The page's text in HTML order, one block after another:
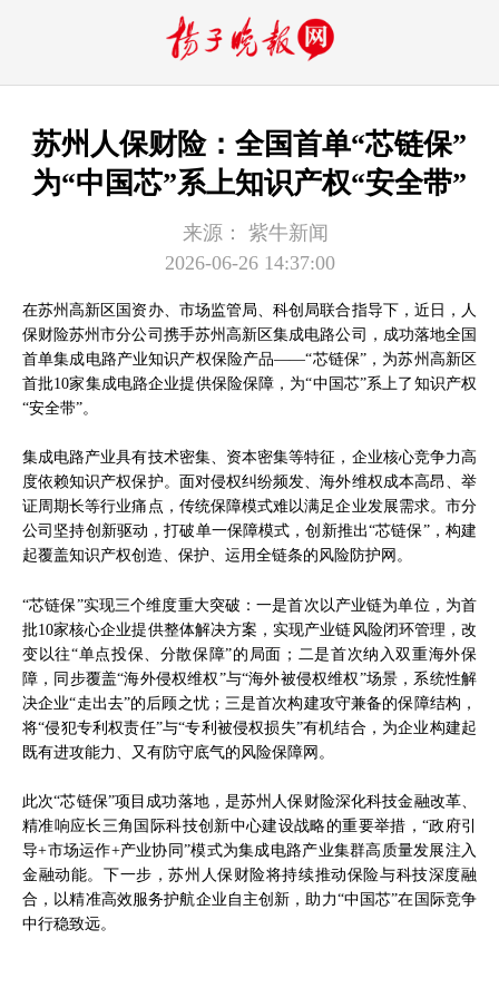
苏州人保财险：全国首单“芯链保”
为“中国芯”系上知识产权“安全带”
来源：
紫牛新闻
2026-06-26 14:37:00
在苏州高新区国资办、市场监管局、科创局联合指导下，近日，人
保财险苏州市分公司携手苏州高新区集成电路公司，成功落地全国
首单集成电路产业知识产权保险产品——“芯链保”，为苏州高新区
首批10家集成电路企业提供保险保障，为“中国芯”系上了知识产权
“安全带”。
集成电路产业具有技术密集、资本密集等特征，企业核心竞争力高
度依赖知识产权保护。面对侵权纠纷频发、海外维权成本高昂、举
证周期长等行业痛点，传统保障模式难以满足企业发展需求。市分
公司坚持创新驱动，打破单一保障模式，创新推出“芯链保”，构建
起覆盖知识产权创造、保护、运用全链条的风险防护网。
“芯链保”实现三个维度重大突破：一是首次以产业链为单位，为首
批10家核心企业提供整体解决方案，实现产业链风险闭环管理，改
变以往“单点投保、分散保障”的局面；二是首次纳入双重海外保
障，同步覆盖“海外侵权维权”与“海外被侵权维权”场景，系统性解
决企业“走出去”的后顾之忧；三是首次构建攻守兼备的保障结构，
将“侵犯专利权责任”与“专利被侵权损失”有机结合，为企业构建起
既有进攻能力、又有防守底气的风险保障网。
此次“芯链保”项目成功落地，是苏州人保财险深化科技金融改革、
精准响应长三角国际科技创新中心建设战略的重要举措，“政府引
导+市场运作+产业协同”模式为集成电路产业集群高质量发展注入
金融动能。下一步，苏州人保财险将持续推动保险与科技深度融
合，以精准高效服务护航企业自主创新，助力“中国芯”在国际竞争
中行稳致远。